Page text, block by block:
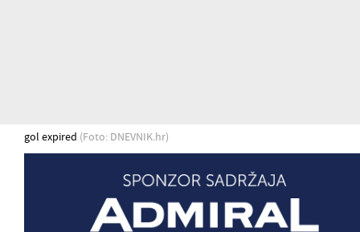
gol expired (Foto: DNEVNIK.hr)